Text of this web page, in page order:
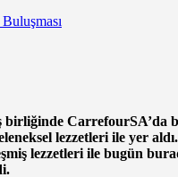
lezzetleri ile yer
lezzetleri ile bugün